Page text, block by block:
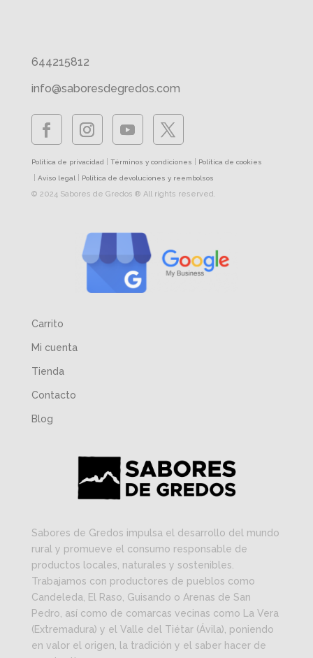
644215812
info@saboresdegredos.com
Política de privacidad Términos y condiciones Política de cookies
Aviso legal| Política de devoluciones y reembolsos
© 2024 Sabores de Gredos ® All rights reserved.
Carrito
Mi cuenta
Tienda
Contacto
Blog
Sabores de Gredos impulsa el desarrollo del mundo
rural y promueve el consumo responsable de
productos locales, naturales y sostenibles.
Trabajamos con productores de pueblos como
Candeleda, El Raso, Guisando o Arenas de San
Pedro, así como de comarcas vecinas como La Vera
(Extremadura) y el Valle del Tiétar (Ávila), poniendo
en valor el origen, la tradición y el saber hacer de